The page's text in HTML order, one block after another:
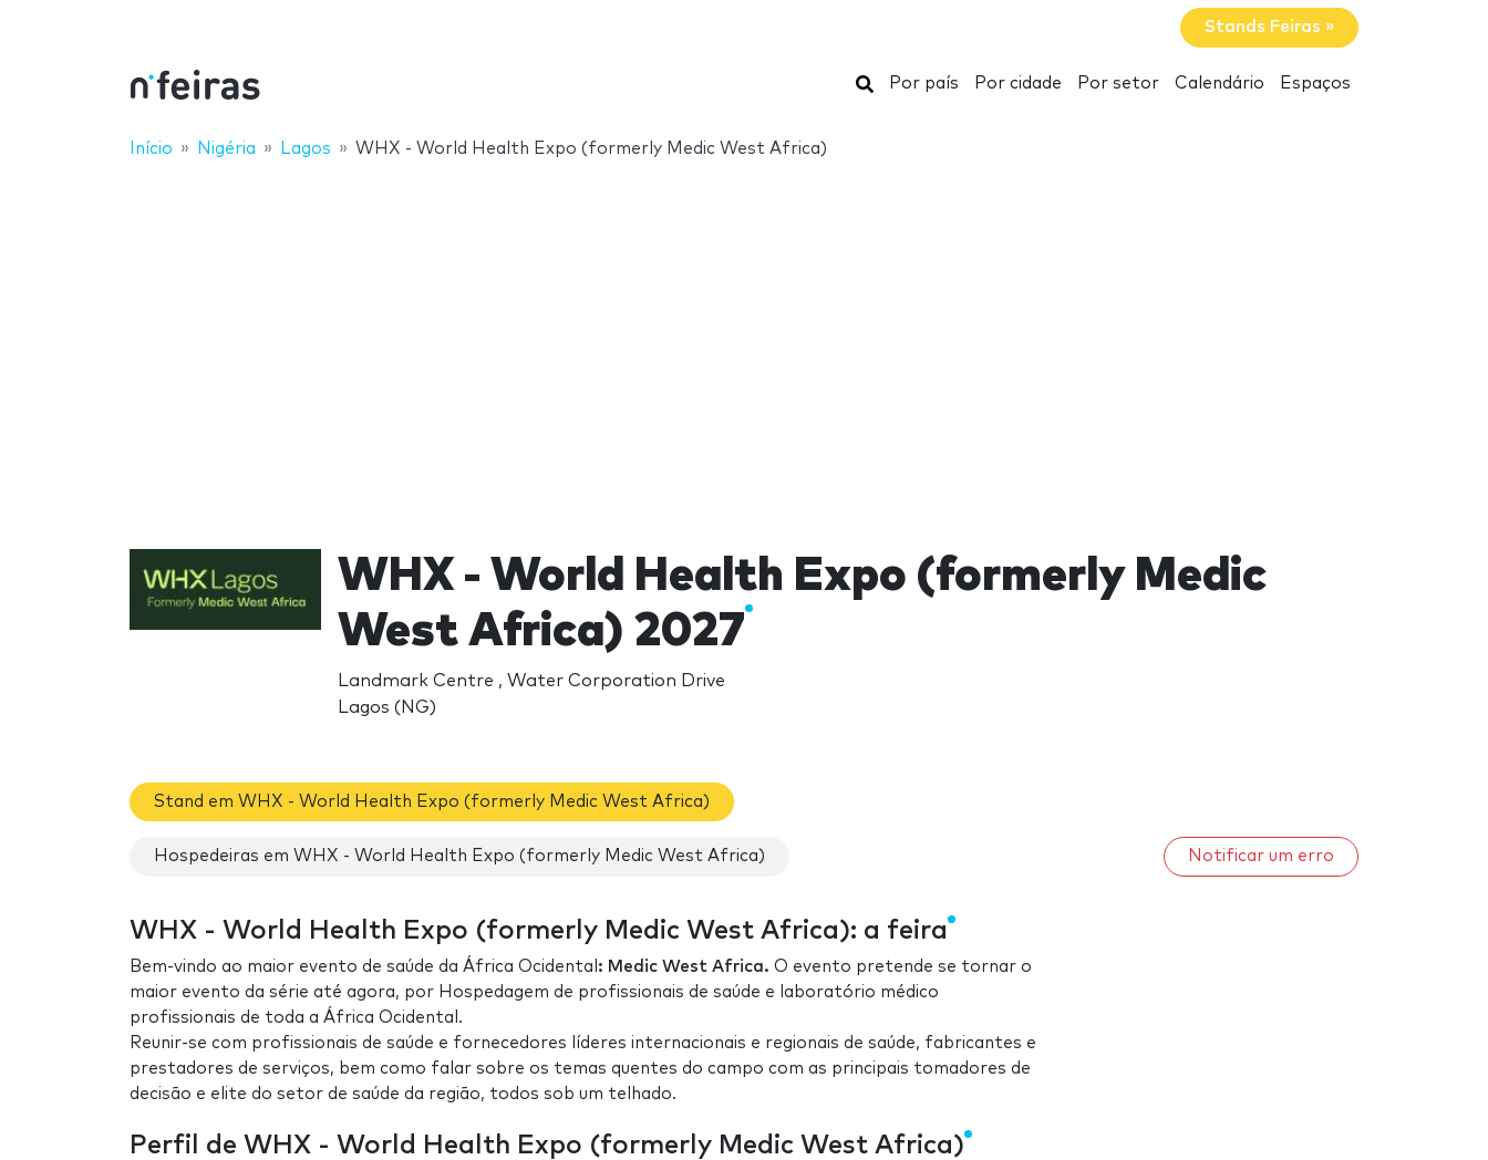
Stands Feiras »
Buscar
Por país Por cidade Por setor Calendário Espaços
Início Nigéria Lagos WHX - World Health Expo (formerly Medic West Africa)
WHX - World Health Expo (formerly Medic
West Africa) 2027
Landmark Centre , Water Corporation Drive
Lagos (NG)
Stand em WHX - World Health Expo (formerly Medic West Africa)
Hospedeiras em WHX - World Health Expo (formerly Medic West Africa) Notificar um erro
WHX - World Health Expo (formerly Medic West Africa): a feira
Bem-vindo ao maior evento de saúde da África Ocidental : Medic West Africa. O evento pretende se tornar o
maior evento da série até agora, por Hospedagem de profissionais de saúde e laboratório médico
profissionais de toda a África Ocidental.
Reunir-se com profissionais de saúde e fornecedores líderes internacionais e regionais de saúde, fabricantes e
prestadores de serviços, bem como falar sobre os temas quentes do campo com as principais tomadores de
decisão e elite do setor de saúde da região, todos sob um telhado.
Perfil de WHX - World Health Expo (formerly Medic West Africa)